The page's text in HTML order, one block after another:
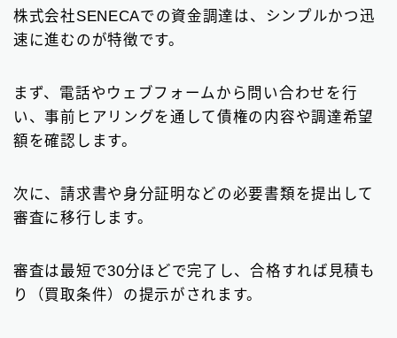
株式会社SENECAでの資金調達は、シンプルかつ迅
速に進むのが特徴です。
まず、電話やウェブフォームから問い合わせを行
い、事前ヒアリングを通して債権の内容や調達希望
額を確認します。
次に、請求書や身分証明などの必要書類を提出して
審査に移行します。
審査は最短で30分ほどで完了し、合格すれば見積も
り（買取条件）の提示がされます。